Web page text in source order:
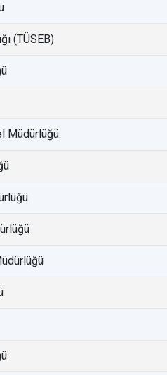
(TÜSEB)
Müdürlüğü